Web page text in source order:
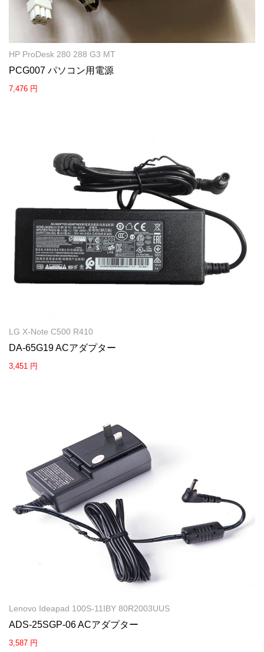
HP ProDesk 280 288 G3 MT
PCG007 パソコン用電源
7,476 円
LG X-Note C500 R410
DA-65G19 ACアダプター
3,451 円
Lenovo Ideapad 100S-11IBY 80R2003UUS
ADS-25SGP-06 ACアダプター
3,587 円